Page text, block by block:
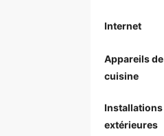
Internet
Appareils de
cuisine
Installations
extérieures